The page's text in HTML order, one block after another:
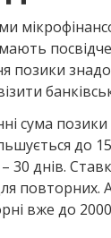
мають
позики
сума
до
30 днів.
вже до